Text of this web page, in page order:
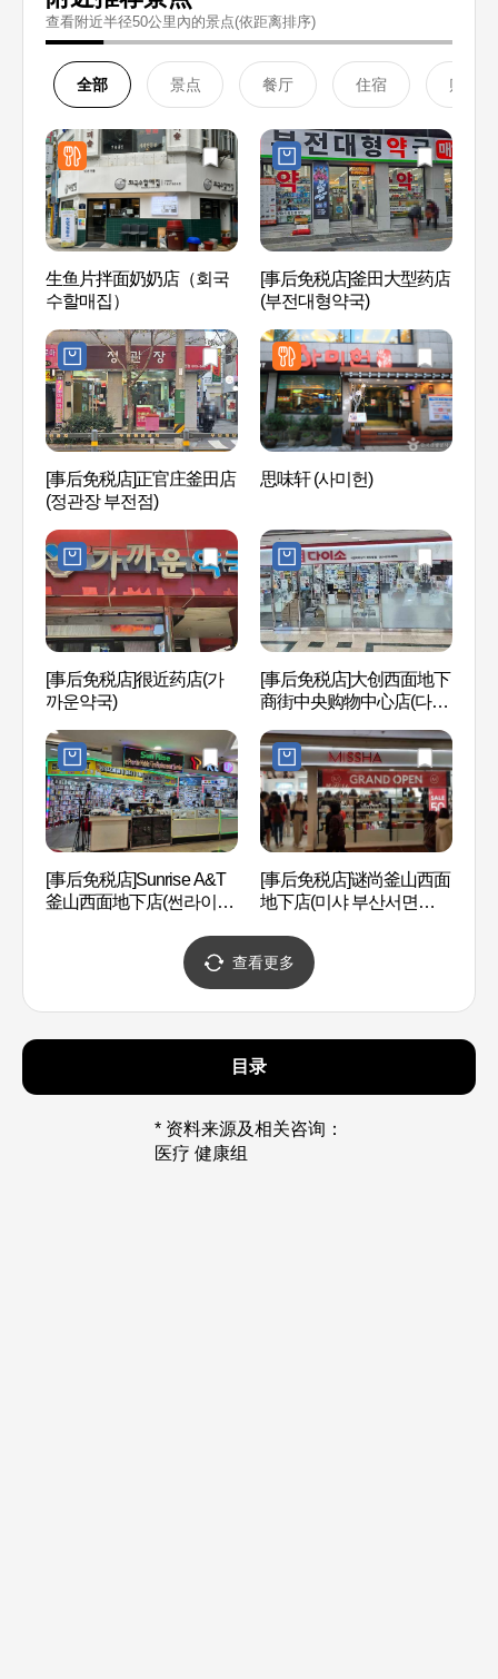
查看附近半径50公里內的景点(依距离排序)
全部 景点 餐厅 住宿 购物
生鱼片拌面奶奶店（회국
수할매집）
[事后免税店]釜田大型药店
(부전대형약국)
[事后免税店]正官庄釜田店
(정관장 부전점)
思味轩 (사미헌)
[事后免税店]很近药店(가
까운약국)
[事后免税店]大创西面地下
商街中央购物中心店(다이
[事后免税店]Sunrise A&T
釜山西面地下店(썬라이즈
[事后免税店]谜尚釜山西面
地下店(미샤 부산서면지하
查看更多
目录
* 资料来源及相关咨询：
医疗 健康组